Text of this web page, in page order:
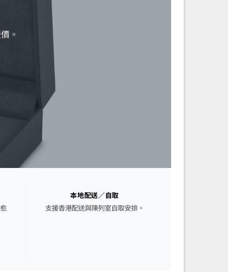
。
本地配送／自取
支援香港配送與陳列室自取安排。